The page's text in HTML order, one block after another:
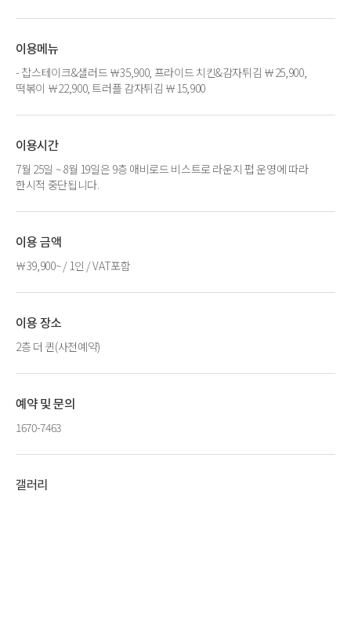
이용메뉴
- 찹스테이크&샐러드 ￦35,900, 프라이드 치킨&감자튀김 ￦25,900,
떡볶이 ￦22,900, 트러플 감자튀김 ￦15,900
이용시간
7월 25일 ~ 8월 19일은 9층 애비로드 비스트로 라운지 펍 운영에 따라
한시적 중단됩니다.
이용 금액
￦39,900~ / 1인 / VAT포함
이용 장소
2층 더 퀸(사전예약)
예약 및 문의
1670-7463
갤러리